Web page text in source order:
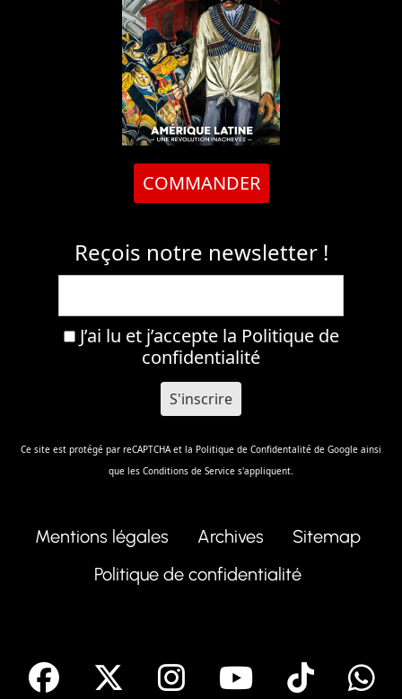
COMMANDER
Reçois notre newsletter !
J’ai lu et j’accepte la Politique de
confidentialité
Ce site est protégé par reCAPTCHA et la Politique de Confidentalité de Google ainsi
que les Conditions de Service s'appliquent.
Mentions légales Archives
Sitemap
Politique de confidentialité
facebook Instagram
Youtube
Tik